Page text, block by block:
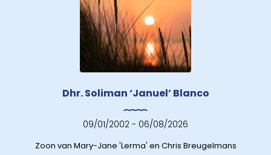
Dhr. Soliman ‘Januel’ Blanco
09/01/2002 - 06/08/2026
Zoon van Mary-Jane 'Lerma' en Chris Breugelmans